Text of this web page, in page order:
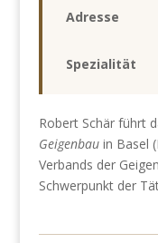
Adresse
Spezialität
Robert Schär führt
Geigenbauin Basel
Verbands der
Schwerpunkt der